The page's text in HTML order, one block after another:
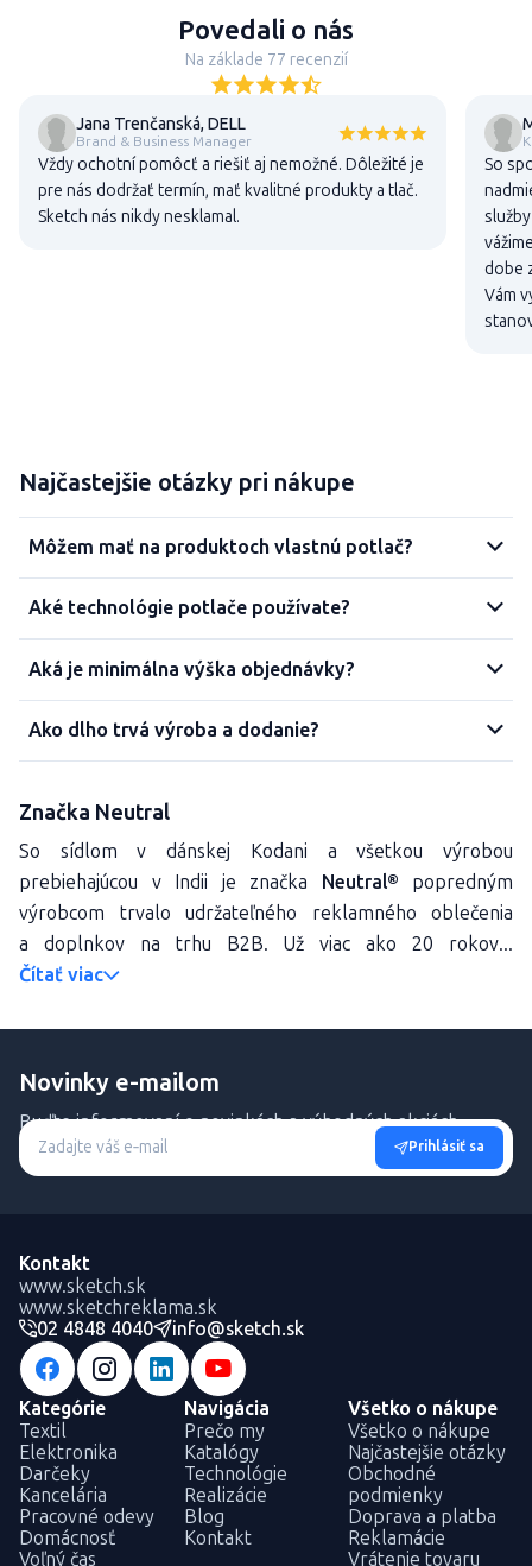
Povedali o nás
Na základe 77 recenzií
Jana Trenčanská, DELL
Brand & Business Manager
Vždy ochotní pomôcť a riešiť aj nemožné. Dôležité je
pre nás dodržať termín, mať kvalitné produkty a tlač.
Sketch nás nikdy nesklamal.
So
dobe
Vám
Najčastejšie otázky pri nákupe
Môžem mať na produktoch vlastnú potlač?
Aké technológie potlače používate?
Aká je minimálna výška objednávky?
Ako dlho trvá výroba a dodanie?
Značka Neutral
So sídlom v dánskej Kodani a všetkou výrobou
prebiehajúcou v Indii je značka Neutral® popredným
výrobcom trvalo udržateľného reklamného oblečenia
a doplnkov na trhu B2B. Už viac ako 20 rokov...
Čítať viac
Novinky e-mailom
Buďte informovaní o novinkách a výhodných akciách.
Prihlásiť sa
Kontakt
www.sketch.sk
www.sketchreklama.sk
02 4848 4040
info@sketch.sk
Kategórie
Textil
Elektronika
Darčeky
Kancelária
Pracovné odevy
Domácnosť
Voľný čas
Navigácia
Prečo my
Katalógy
Technológie
Realizácie
Blog
Kontakt
Všetko o nákupe
Všetko o nákupe
Najčastejšie otázky
Obchodné
podmienky
Doprava a platba
Reklamácie
Vrátenie tovaru